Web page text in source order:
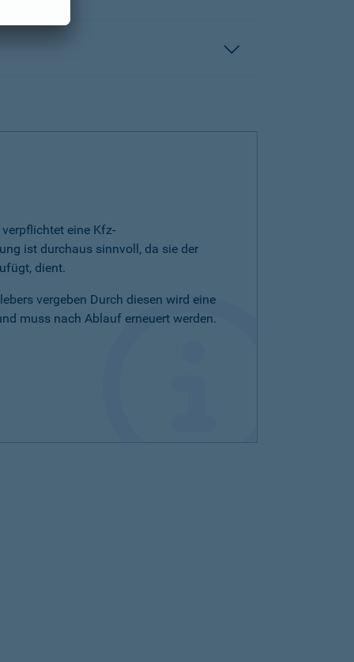
eine Kfz-
ist durchaus sinnvoll, da sie der
dient.
vergeben Durch diesen wird eine
muss nach Ablauf erneuert werden.